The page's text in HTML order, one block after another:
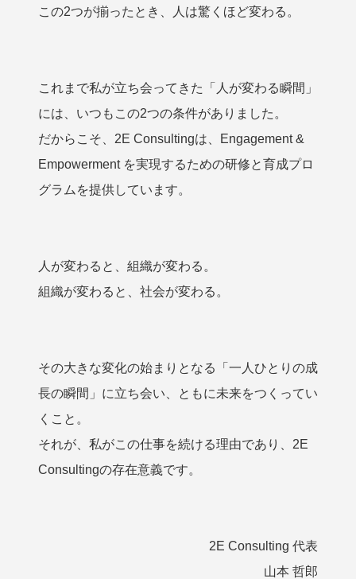
この2つが揃ったとき、人は驚くほど変わる。
これまで私が立ち会ってきた「人が変わる瞬間」
には、いつもこの2つの条件がありました。
だからこそ、2E Consultingは、Engagement &
Empowerment を実現するための研修と育成プロ
グラムを提供しています。
人が変わると、組織が変わる。
組織が変わると、社会が変わる。
その大きな変化の始まりとなる「一人ひとりの成
長の瞬間」に立ち会い、ともに未来をつくってい
くこと。
それが、私がこの仕事を続ける理由であり、2E
Consultingの存在意義です。
2E Consulting 代表
山本 哲郎